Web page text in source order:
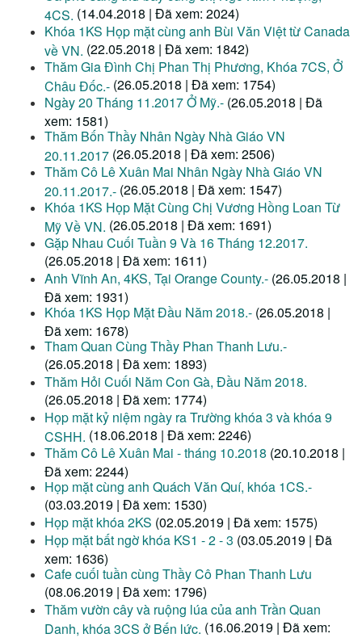
4CS. (14.04.2018 | Đã xem: 2024)
Khóa 1KS Họp mặt cùng anh Bùi Văn Việt từ Canada
về VN. (22.05.2018 | Đã xem: 1842)
Thăm Gia Đình Chị Phan Thị Phương, Khóa 7CS, Ở
Châu Đốc.- (26.05.2018 | Đã xem: 1754)
Ngày 20 Tháng 11.2017 Ở Mỹ.- (26.05.2018 | Đã
xem: 1581)
Thăm Bốn Thầy Nhân Ngày Nhà Giáo VN
20.11.2017 (26.05.2018 | Đã xem: 2506)
Thăm Cô Lê Xuân Mai Nhân Ngày Nhà Giáo VN
20.11.2017.- (26.05.2018 | Đã xem: 1547)
Khóa 1KS Họp Mặt Cùng Chị Vương Hồng Loan Từ
Mỹ Về VN. (26.05.2018 | Đã xem: 1691)
Gặp Nhau Cuối Tuần 9 Và 16 Tháng 12.2017.
(26.05.2018 | Đã xem: 1611)
Anh Vĩnh An, 4KS, Tại Orange County.- (26.05.2018 |
Đã xem: 1931)
Khóa 1KS Họp Mặt Đầu Năm 2018.- (26.05.2018 |
Đã xem: 1678)
Tham Quan Cùng Thầy Phan Thanh Lưu.-
(26.05.2018 | Đã xem: 1893)
Thăm Hỏi Cuối Năm Con Gà, Đầu Năm 2018.
(26.05.2018 | Đã xem: 1774)
Họp mặt kỷ niệm ngày ra Trường khóa 3 và khóa 9
CSHH. (18.06.2018 | Đã xem: 2246)
Thăm Cô Lê Xuân Mai - tháng 10.2018 (20.10.2018 |
Đã xem: 2244)
Họp mặt cùng anh Quách Văn Quí, khóa 1CS.-
(03.03.2019 | Đã xem: 1530)
Họp mặt khóa 2KS (02.05.2019 | Đã xem: 1575)
Họp mặt bất ngờ khóa KS1 - 2 - 3 (03.05.2019 | Đã
xem: 1636)
Cafe cuối tuần cùng Thầy Cô Phan Thanh Lưu
(08.06.2019 | Đã xem: 1796)
Thăm vườn cây và ruộng lúa của anh Trần Quan
Danh, khóa 3CS ở Bến lức. (16.06.2019 | Đã xem: